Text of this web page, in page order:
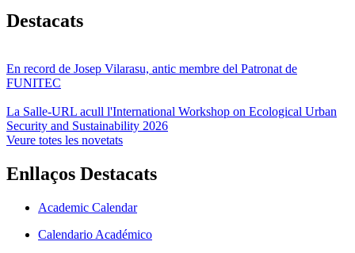
Destacats
En record de Josep Vilarasu, antic membre del Patronat de
FUNITEC
La Salle-URL acull l'International Workshop on Ecological Urban
Security and Sustainability 2026
Veure totes les novetats
Enllaços Destacats
Academic Calendar
Calendario Académico